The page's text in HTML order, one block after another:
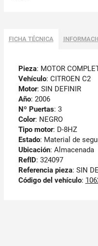
FICHA TÉCNICA
Pieza: MOTOR
Vehículo: CITROEN C2
Motor: SIN DEFINIR
Año: 2006
Nº Puertas: 3
Color: NEGRO
Tipo motor: D-8HZ
Estado: Material de
Ubicación: Almacenada
RefID: 324097
Referencia pieza: SIN
Código del vehículo: